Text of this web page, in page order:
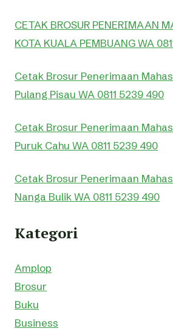
CETAK BROSUR PENERIMAAN
KOTA KUALA PEMBUANG WA
Cetak Brosur Penerimaan
Pulang Pisau WA 0811 5239 490
Cetak Brosur Penerimaan
Puruk Cahu WA 0811 5239 490
Cetak Brosur Penerimaan
Nanga Bulik WA 0811 5239 490
Kategori
Amplop
Brosur
Buku
Business